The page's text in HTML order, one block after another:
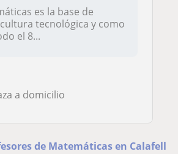
es la base de
tecnológica y como
el 8...
a domicilio
de Matemáticas en Calafell